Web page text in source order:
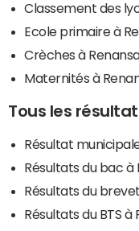
Classement des
Ecole primaire à
Crèches à
Maternités à
Tous les
Résultat
Résultats du bac à
Résultats du
Résultats du BTS à